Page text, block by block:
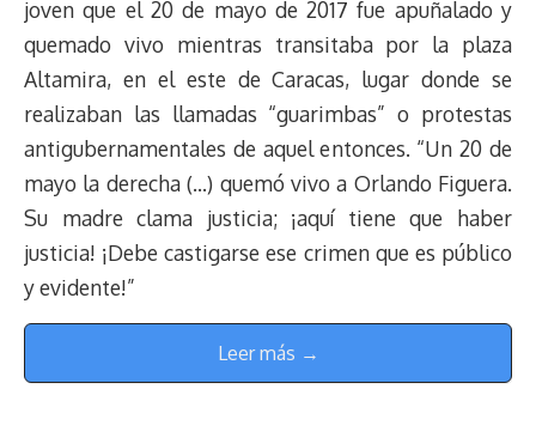
joven que el 20 de mayo de 2017 fue apuñalado y
quemado vivo mientras transitaba por la plaza
Altamira, en el este de Caracas, lugar donde se
realizaban las llamadas “guarimbas” o protestas
antigubernamentales de aquel entonces. “Un 20 de
mayo la derecha (…) quemó vivo a Orlando Figuera.
Su madre clama justicia; ¡aquí tiene que haber
justicia! ¡Debe castigarse ese crimen que es público
y evidente!”
Leer más →